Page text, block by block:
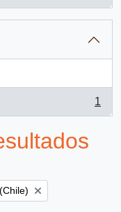
1
filter: